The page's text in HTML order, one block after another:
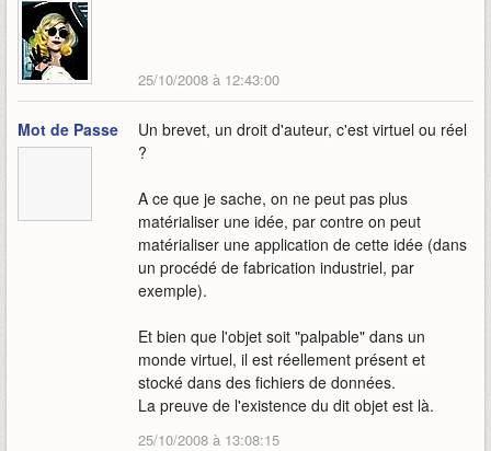
25/10/2008 à 12:43:00
Mot de Passe
Un brevet, un droit d'auteur, c'est virtuel ou réel
?
A ce que je sache, on ne peut pas plus
matérialiser une idée, par contre on peut
matérialiser une application de cette idée (dans
un procédé de fabrication industriel, par
exemple).
Et bien que l'objet soit "palpable" dans un
monde virtuel, il est réellement présent et
stocké dans des fichiers de données.
La preuve de l'existence du dit objet est là.
25/10/2008 à 13:08:15